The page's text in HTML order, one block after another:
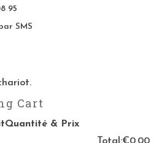
95
SMS
Cart
Quantité & Prix